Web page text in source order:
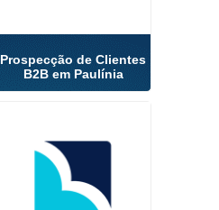
Prospecção de Clientes
B2B em Paulínia